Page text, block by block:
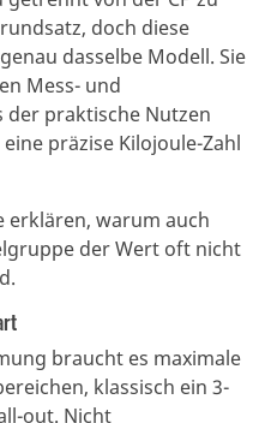
doch diese
dasselbe Modell. Sie
Mess- und
der praktische Nutzen
präzise Kilojoule-Zahl
erklären, warum auch
der Wert oft nicht
braucht es maximale
klassisch ein 3-
out. Nicht